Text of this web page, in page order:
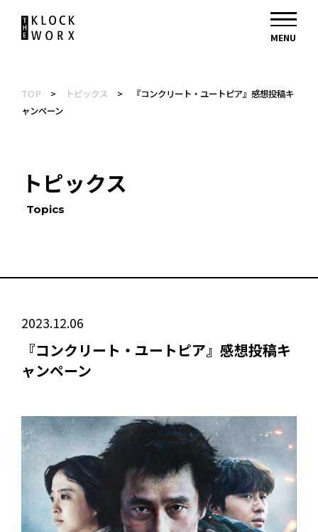
TOP > トピックス >
『コンクリート・ユートピア』感想投稿キ
ャンペーン
トピックス
Topics
2023.12.06
『コンクリート・ユートピア』感想投稿キ
ャンペーン